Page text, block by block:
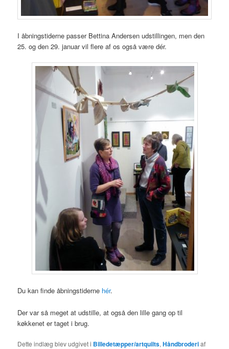
I åbningstiderne passer Bettina Andersen udstillingen, men den
25. og den 29. januar vil flere af os også være dér.
Du kan finde åbningstiderne hér.
Der var så meget at udstille, at også den lille gang op til
køkkenet er taget i brug.
Dette indlæg blev udgivet i Billedetæpper/artquilts,Håndbroderiaf